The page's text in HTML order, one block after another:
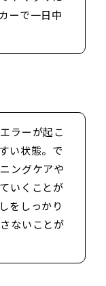
ーで一日中
ラーが起こ
い状態。で
ングケアや
いくことが
をしっかり
ないことが